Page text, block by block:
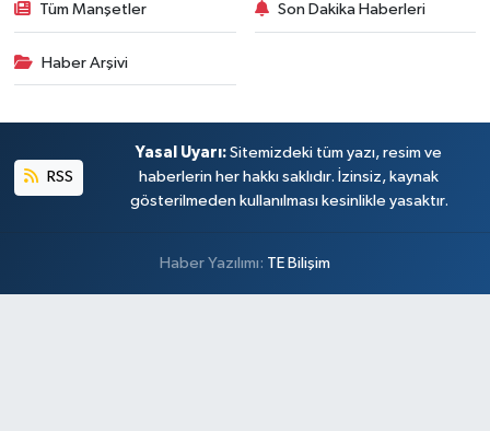
Tüm Manşetler Son Dakika Haberleri
Haber Arşivi
RSS
Yasal Uyarı: Sitemizdeki tüm yazı, resim ve
haberlerin her hakkı saklıdır. İzinsiz, kaynak
gösterilmeden kullanılması kesinlikle yasaktır.
Haber Yazılımı: TE Bilişim